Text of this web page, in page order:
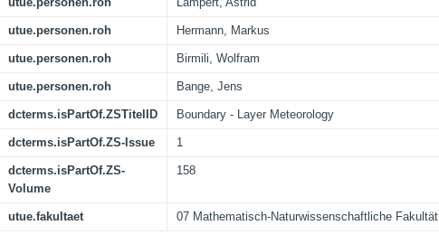
utue.personen.roh Hermann, Markus
utue.personen.roh Birmili, Wolfram
utue.personen.roh Bange, Jens
dcterms.isPartOf.ZSTitelID Boundary - Layer Meteorology
dcterms.isPartOf.ZS-Issue 1
dcterms.isPartOf.ZS-
Volume
158
utue.fakultaet 07 Mathematisch-Naturwissenschaftliche Fakultät